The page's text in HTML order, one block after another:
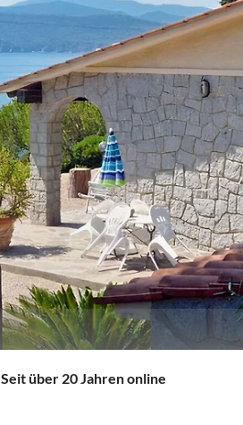
Seit über 20 Jahren online